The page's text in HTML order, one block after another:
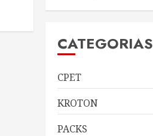
CATEGORIAS
CPET
KROTON
PACKS